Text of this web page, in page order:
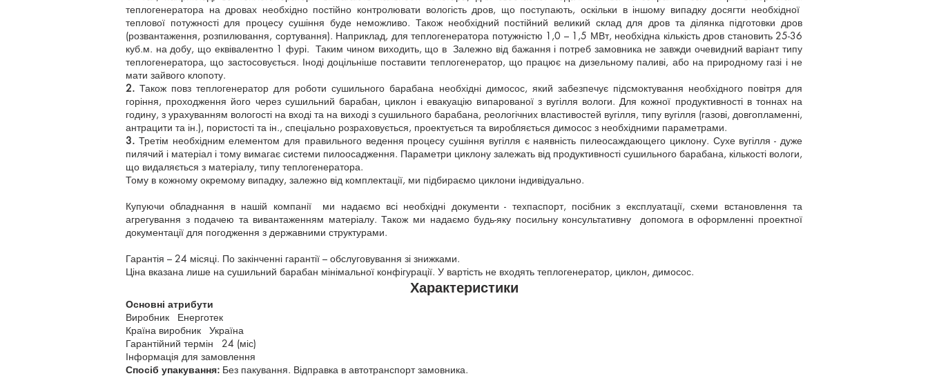
теплогенератора на дровах необхідно постійно контролювати вологість дров, що поступають, оскільки в іншому випадку досягти необхідної
теплової потужності для процесу сушіння буде неможливо. Також необхідний постійний великий склад для дров та ділянка підготовки дров
(розвантаження, розпилювання, сортування). Наприклад, для теплогенератора потужністю 1,0 – 1,5 МВт, необхідна кількість дров становить 25-36
куб.м. на добу, що еквівалентно 1 фурі. Таким чином виходить, що в Залежно від бажання і потреб замовника не завжди очевидний варіант типу
теплогенератора, що застосовується. Іноді доцільніше поставити теплогенератор, що працює на дизельному паливі, або на природному газі і не
мати зайвого клопоту.
2. Також повз теплогенератор для роботи сушильного барабана необхідні димосос, який забезпечує підсмоктування необхідного повітря для
горіння, проходження його через сушильний барабан, циклон і евакуацію випарованої з вугілля вологи. Для кожної продуктивності в тоннах на
годину, з урахуванням вологості на вході та на виході з сушильного барабана, реологічних властивостей вугілля, типу вугілля (газові, довгопламенні,
антрацити та ін.), пористості та ін., спеціально розраховується, проектується та виробляється димосос з необхідними параметрами.
3. Третім необхідним елементом для правильного ведення процесу сушіння вугілля є наявність пилеосаждающего циклону. Сухе вугілля - дуже
пилячий і матеріал і тому вимагає системи пилоосадження. Параметри циклону залежать від продуктивності сушильного барабана, кількості вологи,
що видаляється з матеріалу, типу теплогенератора.
Тому в кожному окремому випадку, залежно від комплектації, ми підбираємо циклони індивідуально.
Купуючи обладнання в нашій компанії ми надаємо всі необхідні документи - техпаспорт, посібник з експлуатації, схеми встановлення та
агрегування з подачею та вивантаженням матеріалу. Також ми надаємо будь-яку посильну консультативну допомога в оформленні проектної
документації для погодження з державними структурами.
Гарантія – 24 місяці. По закінченні гарантії – обслуговування зі знижками.
Ціна вказана лише на сушильний барабан мінімальної конфігурації. У вартість не входять теплогенератор, циклон, димосос.
Характеристики
Основні атрибути
Виробник Енерготек
Країна виробник Україна
Гарантійний термін 24 (міс)
Інформація для замовлення
Спосіб упакування: Без пакування. Відправка в автотранспорт замовника.